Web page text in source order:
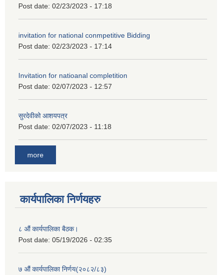
Post date: 02/23/2023 - 17:18
invitation for national conmpetitive Bidding
Post date: 02/23/2023 - 17:14
Invitation for natioanal completition
Post date: 02/07/2023 - 12:57
सुरदेवीको आशयपत्र
Post date: 02/07/2023 - 11:18
more
कार्यपालिका निर्णयहरु
८ औं कार्यपालिका बैठक।
Post date: 05/19/2026 - 02:35
७ औं कार्यपालिका निर्णय(२०८२/८३)